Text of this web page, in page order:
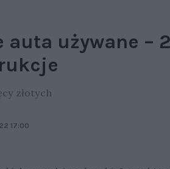
auta używane –
złotych
17:00